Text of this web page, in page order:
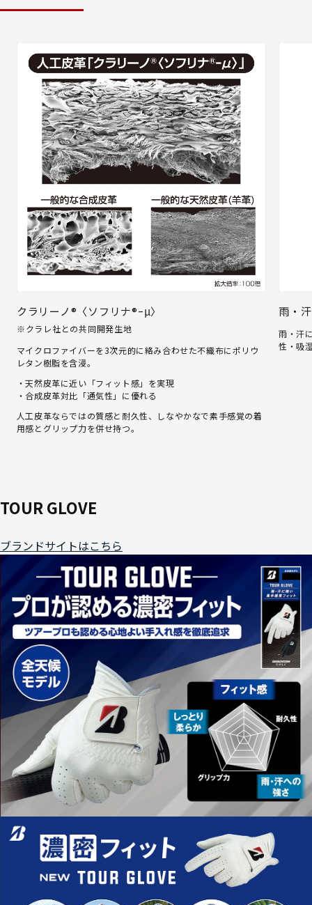
クラリーノ®〈ソフリナ®ｰμ〉
※クラレ社との共同開発生地
マイクロファイバーを3次元的に絡み合わせた不織布にポリウ
レタン樹脂を含浸。
・天然皮革に近い「フィット感」を実現
・合成皮革対比「通気性」に優れる
人工皮革ならではの質感と耐久性、しなやかなで素手感覚の着
用感とグリップ力を併せ持つ。
雨・
雨・汗
性・吸
TOUR GLOVE
ブランドサイトはこちら